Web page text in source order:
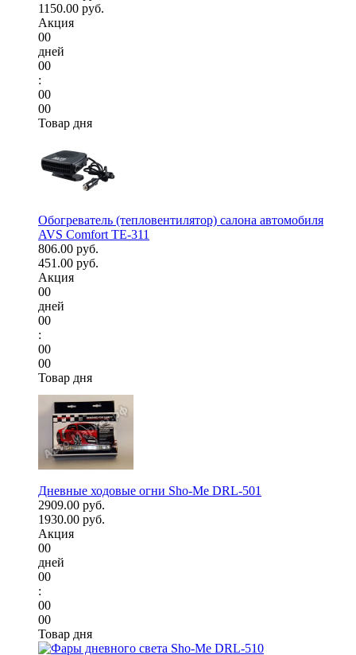
1150.00 руб.
Акция
00
дней
00
:
00
00
Товар дня
Обогреватель (тепловентилятор) салона автомобиля
AVS Comfort TE-311
806.00 руб.
451.00 руб.
Акция
00
дней
00
:
00
00
Товар дня
Дневные ходовые огни Sho-Me DRL-501
2909.00 руб.
1930.00 руб.
Акция
00
дней
00
:
00
00
Товар дня